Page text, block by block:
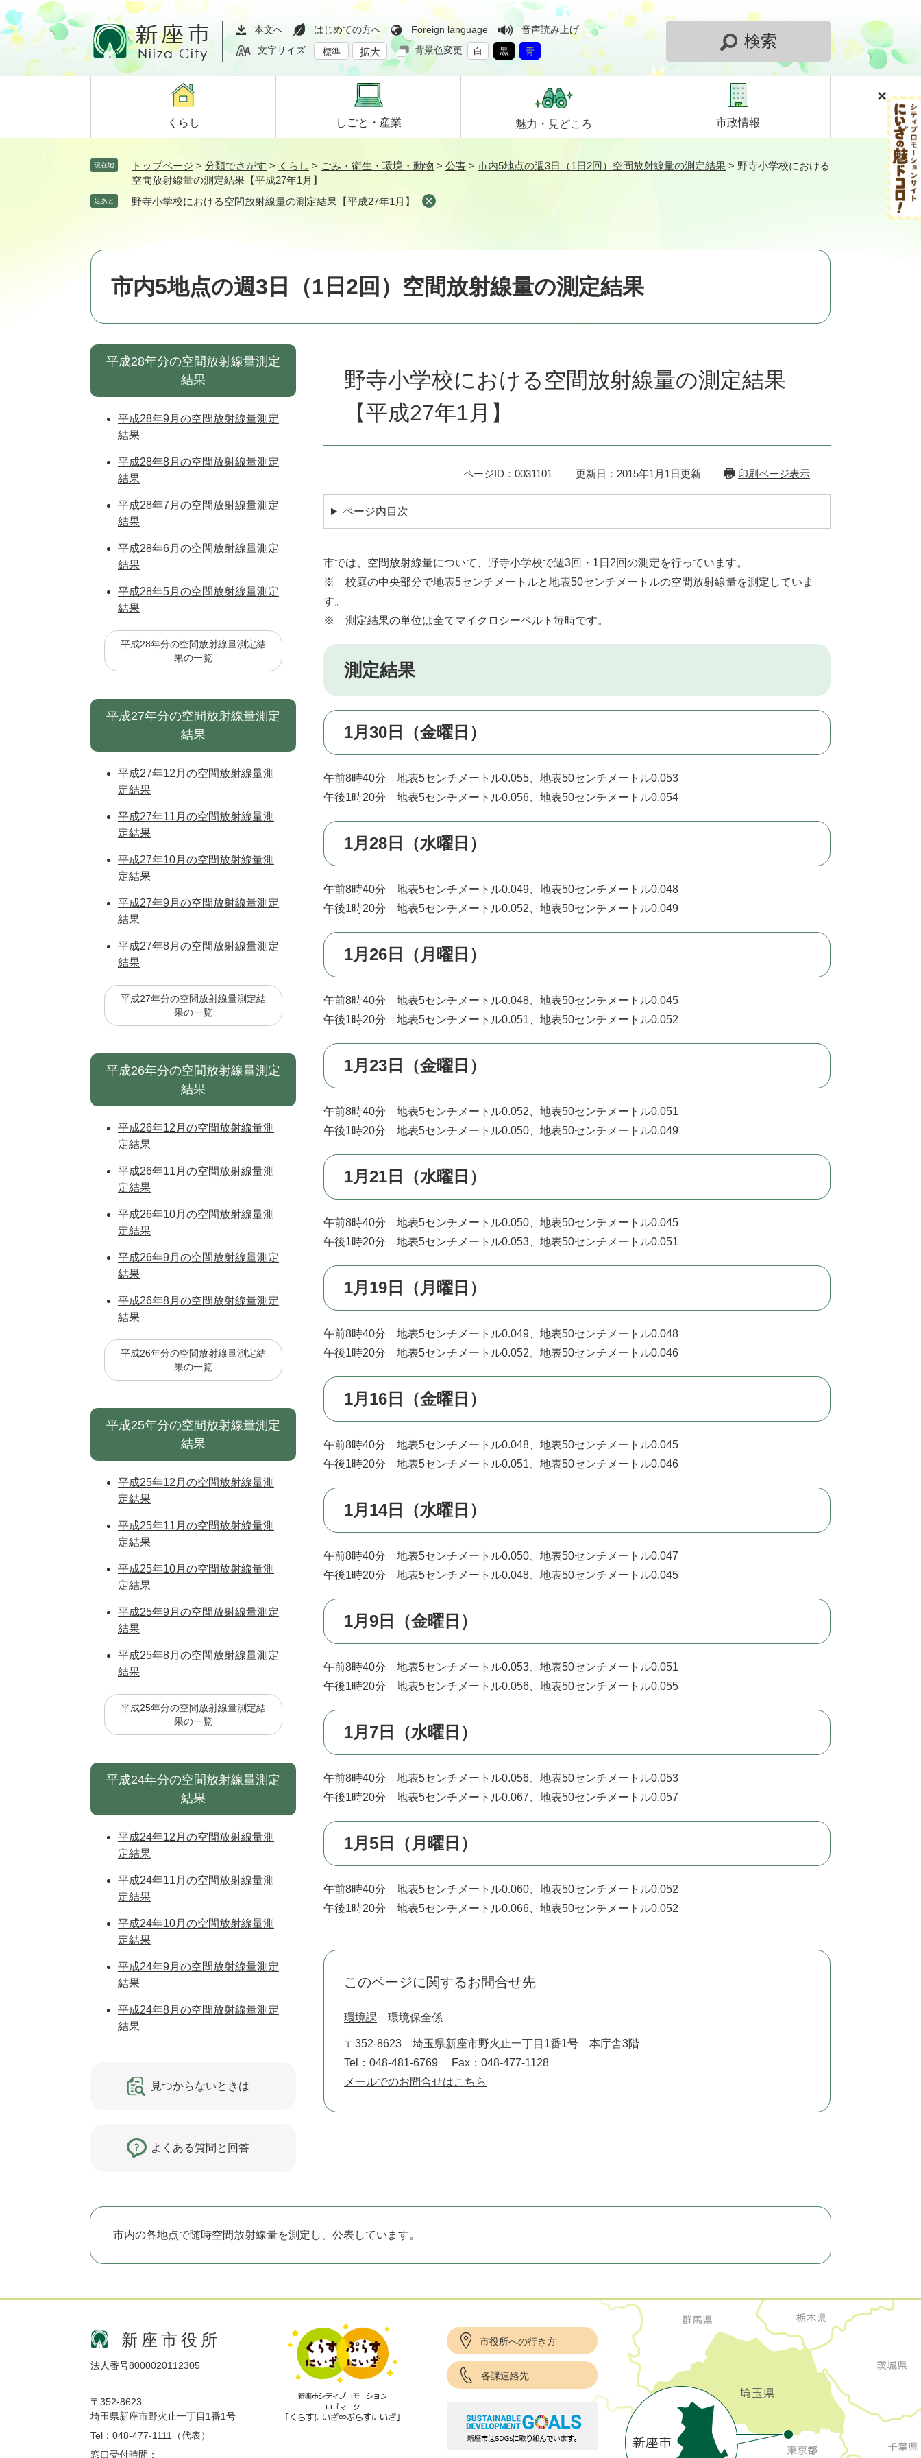
ペ
ー
ジ
メ
ニ
ュ
て
本文へ はじめての方へ Foreign language
音声読み上げ
文字サイズ
標準 拡大 背景色変更 白 黒 青
検索
くらし しごと・ 産業 魅力・ 見どころ 市政情報
現在地 トップページ > 分類でさがす > くらし > ごみ・衛生・環境・動物 > 公害 > 市内5地点の週3日（1日2回）空間放射線量の測定結果 > 野寺小学校における
空間放射線量の測定結果【平成27年1月】
足あと 野寺小学校における空間放射線量の測定結果【平成27年1月】
市内5地点の週3日（1日2回）空間放射線量の測定結果
野寺小学校における空間放射線量の測定結果
【平成27年1月】
ページID：0031101 更新日：2015年1月1日更新 印刷ページ表示
ページ内目次
市では、空間放射線量について、野寺小学校で週3回・1日2回の測定を行っています。
※ 校庭の中央部分で地表5センチメートルと地表50センチメートルの空間放射線量を測定していま
す。
※ 測定結果の単位は全てマイクロシーベルト毎時です。
測定結果
1月30日（金曜日）
午前8時40分 地表5センチメートル0.055、地表50センチメートル0.053
午後1時20分 地表5センチメートル0.056、地表50センチメートル0.054
1月28日（水曜日）
午前8時40分 地表5センチメートル0.049、地表50センチメートル0.048
午後1時20分 地表5センチメートル0.052、地表50センチメートル0.049
1月26日（月曜日）
午前8時40分 地表5センチメートル0.048、地表50センチメートル0.045
午後1時20分 地表5センチメートル0.051、地表50センチメートル0.052
1月23日（金曜日）
午前8時40分 地表5センチメートル0.052、地表50センチメートル0.051
午後1時20分 地表5センチメートル0.050、地表50センチメートル0.049
1月21日（水曜日）
午前8時40分 地表5センチメートル0.050、地表50センチメートル0.045
午後1時20分 地表5センチメートル0.053、地表50センチメートル0.051
1月19日（月曜日）
午前8時40分 地表5センチメートル0.049、地表50センチメートル0.048
午後1時20分 地表5センチメートル0.052、地表50センチメートル0.046
1月16日（金曜日）
午前8時40分 地表5センチメートル0.048、地表50センチメートル0.045
午後1時20分 地表5センチメートル0.051、地表50センチメートル0.046
1月14日（水曜日）
午前8時40分 地表5センチメートル0.050、地表50センチメートル0.047
午後1時20分 地表5センチメートル0.048、地表50センチメートル0.045
1月9日（金曜日）
午前8時40分 地表5センチメートル0.053、地表50センチメートル0.051
午後1時20分 地表5センチメートル0.056、地表50センチメートル0.055
1月7日（水曜日）
午前8時40分 地表5センチメートル0.056、地表50センチメートル0.053
午後1時20分 地表5センチメートル0.067、地表50センチメートル0.057
1月5日（月曜日）
午前8時40分 地表5センチメートル0.060、地表50センチメートル0.052
午後1時20分 地表5センチメートル0.066、地表50センチメートル0.052
このページに関するお問合せ先
環境課 環境保全係
〒352-8623
埼玉県新座市野火止一丁目1番1号 本庁舎3階
Tel：048-481-6769
Fax：048-477-1128
メールでのお問合せはこちら
平成28年分の空間放射線量測定
結果
平成28年9月の空間放射線量測定
結果
平成28年8月の空間放射線量測定
結果
平成28年7月の空間放射線量測定
結果
平成28年6月の空間放射線量測定
結果
平成28年5月の空間放射線量測定
結果
平成28年分の空間放射線量測定結
果の一覧
平成27年分の空間放射線量測定
結果
平成27年12月の空間放射線量測
定結果
平成27年11月の空間放射線量測
定結果
平成27年10月の空間放射線量測
定結果
平成27年9月の空間放射線量測定
結果
平成27年8月の空間放射線量測定
結果
平成27年分の空間放射線量測定結
果の一覧
平成26年分の空間放射線量測定
結果
平成26年12月の空間放射線量測
定結果
平成26年11月の空間放射線量測
定結果
平成26年10月の空間放射線量測
定結果
平成26年9月の空間放射線量測定
結果
平成26年8月の空間放射線量測定
結果
平成26年分の空間放射線量測定結
果の一覧
平成25年分の空間放射線量測定
結果
平成25年12月の空間放射線量測
定結果
平成25年11月の空間放射線量測
定結果
平成25年10月の空間放射線量測
定結果
平成25年9月の空間放射線量測定
結果
平成25年8月の空間放射線量測定
結果
平成25年分の空間放射線量測定結
果の一覧
平成24年分の空間放射線量測定
結果
平成24年12月の空間放射線量測
定結果
平成24年11月の空間放射線量測
定結果
平成24年10月の空間放射線量測
定結果
平成24年9月の空間放射線量測定
結果
平成24年8月の空間放射線量測定
結果
見つからないときは
よくある質問と回答
市内の各地点で随時空間放射線量を測定し、公表しています。
新座市役所
法人番号8000020112305
〒352-8623
埼玉県新座市野火止一丁目1番1号
Tel：048-477-1111（代表）
窓口受付時間：
市役所への行き方
各課連絡先